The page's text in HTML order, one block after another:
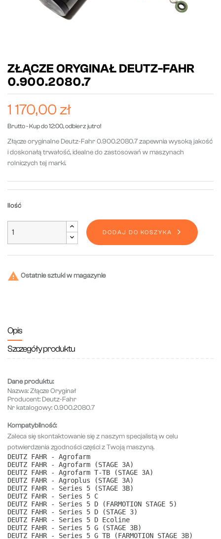
ZŁĄCZE ORYGINAŁ DEUTZ-FAHR
0.900.2080.7
1 170,00 zł
Brutto- Kup do 12:00, odbierz jutro!
Złącze oryginalne Deutz-Fahr 0.900.2080.7 zapewnia wysoką jakość
i doskonałą trwałość, idealne do zastosowań w maszynach
rolniczych tej marki.
Ilość
DODAJ DO KOSZYKA
 Ostatnie sztuki w magazynie
Opis
Szczegóły produktu
Dane produktu:
Nazwa:Złącze Oryginał
Producent: Deutz-Fahr
Nr katalogowy:0.900.2080.7
Kompatybilność:
Zaleca się skontaktowanie się z naszym specjalistą w celu
potwierdzenia zgodności części z Twoją maszyną.
DEUTZ FAHR - Agrofarm
DEUTZ FAHR - Agrofarm (STAGE 3A)
DEUTZ FAHR - Agrofarm T-TB (STAGE 3A)
DEUTZ FAHR - Agroplus (STAGE 3A)
DEUTZ FAHR - Series 5 (STAGE 3B)
DEUTZ FAHR - Series 5 C
DEUTZ FAHR - Series 5 D (FARMOTION STAGE 5)
DEUTZ FAHR - Series 5 D (STAGE 3)
DEUTZ FAHR - Series 5 D Ecoline
DEUTZ FAHR - Series 5 G (STAGE 3B)
DEUTZ FAHR - Series 5 G TB (FARMOTION STAGE 3B)